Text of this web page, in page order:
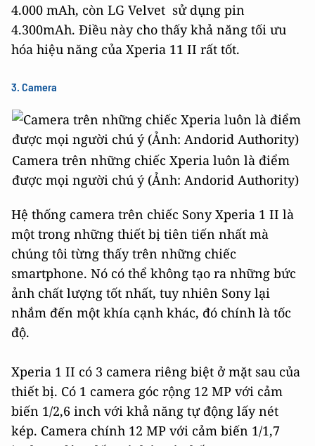
4.000 mAh, còn LG Velvet sử dụng pin
4.300mAh. Điều này cho thấy khả năng tối ưu
hóa hiệu năng của Xperia 11 II rất tốt.
3. Camera
Camera trên những chiếc Xperia luôn là điểm
được mọi người chú ý (Ảnh: Andorid Authority)
Hệ thống camera trên chiếc Sony Xperia 1 II là
một trong những thiết bị tiên tiến nhất mà
chúng tôi từng thấy trên những chiếc
smartphone. Nó có thể không tạo ra những bức
ảnh chất lượng tốt nhất, tuy nhiên Sony lại
nhắm đến một khía cạnh khác, đó chính là tốc
độ.
Xperia 1 II có 3 camera riêng biệt ở mặt sau của
thiết bị. Có 1 camera góc rộng 12 MP với cảm
biến 1/2,6 inch với khả năng tự động lấy nét
kép. Camera chính 12 MP với cảm biến 1/1,7